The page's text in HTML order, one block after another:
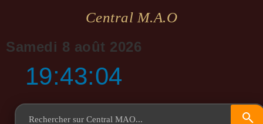
Central M.a.o
Samedi 8 août 2026
19:43:05